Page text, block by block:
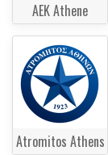
AEK Athene
Atromitos Athens